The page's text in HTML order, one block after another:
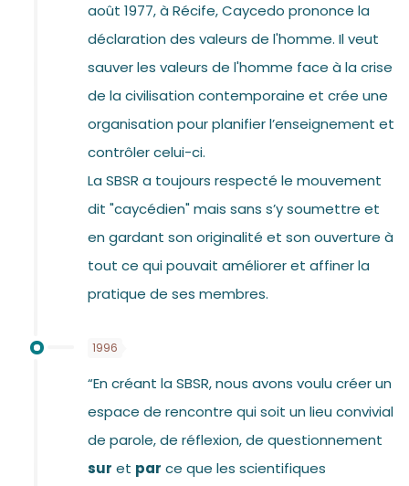
août 1977, à Récife, Caycedo prononce la
déclaration des valeurs de l'homme. Il veut
sauver les valeurs de l'homme face à la crise
de la civilisation contemporaine et crée une
organisation pour planifier l’enseignement et
contrôler celui-ci.
La SBSR a toujours respecté le mouvement
dit "caycédien" mais sans s’y soumettre et
en gardant son originalité et son ouverture à
tout ce qui pouvait améliorer et affiner la
pratique de ses membres.
1996
“En créant la SBSR, nous avons voulu créer un
espace de rencontre qui soit un lieu convivial
de parole, de réflexion, de questionnement
sur et par ce que les scientifiques